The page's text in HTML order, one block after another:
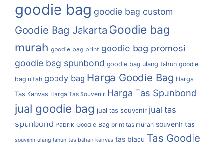
goodie bag goodie bag custom
Goodie Bag Jakarta Goodie bag
murah goodie bag print goodie bag promosi
goodie bag spunbond goodie bag ulang tahun goodie
bag ultah goody bag Harga Goodie Bag Harga
Tas Kanvas Harga Tas Souvenir Harga Tas Spunbond
jual goodie bag jual tas souvenir jual tas
spunbond Pabrik Goodie Bag print tas murah souvenir tas
souvenir ulang tahun tas bahan kanvas tas blacu Tas Goodie